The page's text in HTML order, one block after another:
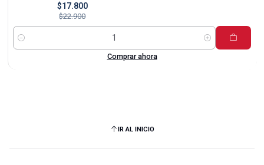
$17.800
$22.900
Cantidad
Comprar ahora
IR AL INICIO